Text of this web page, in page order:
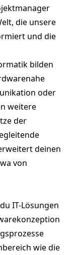
die unsere
und die
bilden
oder
weitere
der
deinen
von
IT-Lösungen
wie die